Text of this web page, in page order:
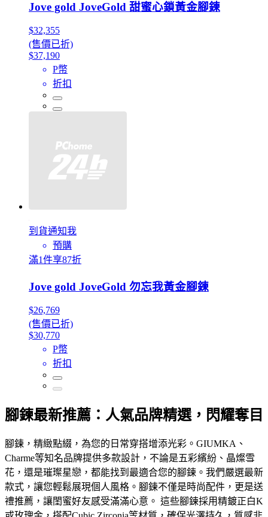
Jove gold JoveGold 甜蜜心鎖黃金腳鍊
$32,355
(售價已折)
$37,190
P幣
折扣
到貨通知我
預購
滿1件享87折
Jove gold JoveGold 勿忘我黃金腳鍊
$26,769
(售價已折)
$30,770
P幣
折扣
腳鍊最新推薦：人氣品牌精選，閃耀奪目
腳鍊，精緻點綴，為您的日常穿搭增添光彩。GIUMKA、
Charme等知名品牌提供多款設計，不論是五彩繽紛、晶燦雪
花，還是璀璨星戀，都能找到最適合您的腳鍊。我們嚴選最新
款式，讓您輕鬆展現個人風格。腳鍊不僅是時尚配件，更是送
禮推薦，讓閨蜜好友感受滿滿心意。 這些腳鍊採用精鍍正白K